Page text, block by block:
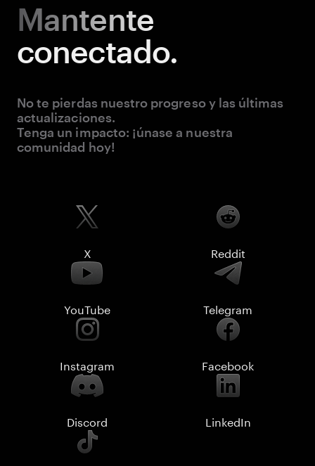
Mantente
conectado.
No te pierdas nuestro progreso y las últimas
actualizaciones.
Tenga un impacto: ¡únase a nuestra
comunidad hoy!
X Reddit
YouTube Telegram
Instagram Facebook
Discord LinkedIn